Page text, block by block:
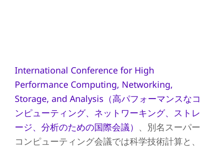
International Conference for High
Performance Computing, Networking,
Storage, and Analysis（高パフォーマンスなコ
ンピューティング、ネットワーキング、ストレ
ージ、分析のための国際会議） 、別名スーパー
コンピューティング会議では科学技術計算と、